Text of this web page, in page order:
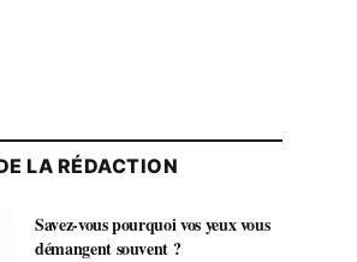
LA RÉDACTION
Savez-vous pourquoi vos yeux vous
démangent souvent ?